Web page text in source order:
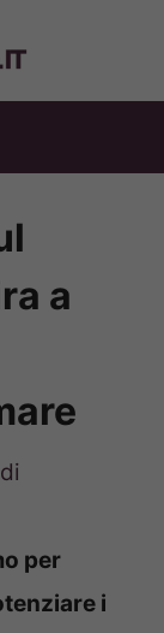
a
per
i